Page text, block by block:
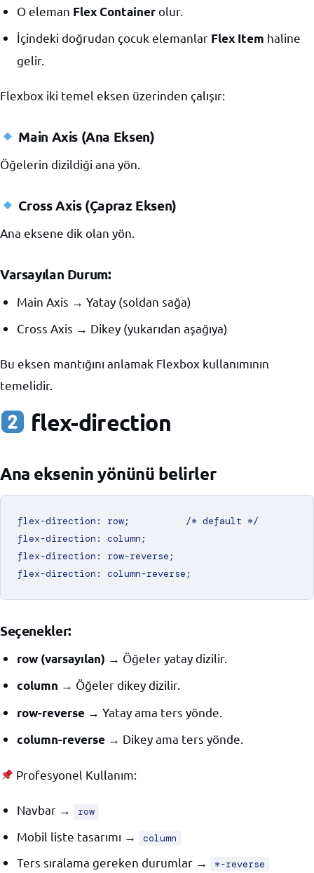
O eleman Flex Containerolur.
İçindeki doğrudan çocuk elemanlar Flex Item haline
gelir.
Flexbox iki temel eksen üzerinden çalışır:
Main Axis (Ana Eksen)
Öğelerin dizildiği ana yön.
Cross Axis (Çapraz Eksen)
Ana eksene dik olan yön.
Varsayılan Durum:
Main Axis → Yatay (soldan sağa)
Cross Axis → Dikey (yukarıdan aşağıya)
Bu eksen mantığını anlamak Flexbox kullanımının
temelidir.
flex-direction
Ana eksenin yönünü belirler
flex-direction: row;          /* default */
flex-direction: column;
flex-direction: row-reverse;
Seçenekler:
row (varsayılan) → Öğeler yatay dizilir.
column → Öğeler dikey dizilir.
row-reverse → Yatay ama ters yönde.
column-reverse → Dikey ama ters yönde.
Profesyonel Kullanım:
Navbar → row
Mobil liste tasarımı → column
Ters sıralama gereken durumlar → *-reverse